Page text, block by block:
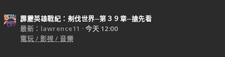
霹靂英雄戰紀：刜伐世界─第３９章─搶先看
最新：lawrence11
今天 12:00
電玩 / 影視 / 音樂